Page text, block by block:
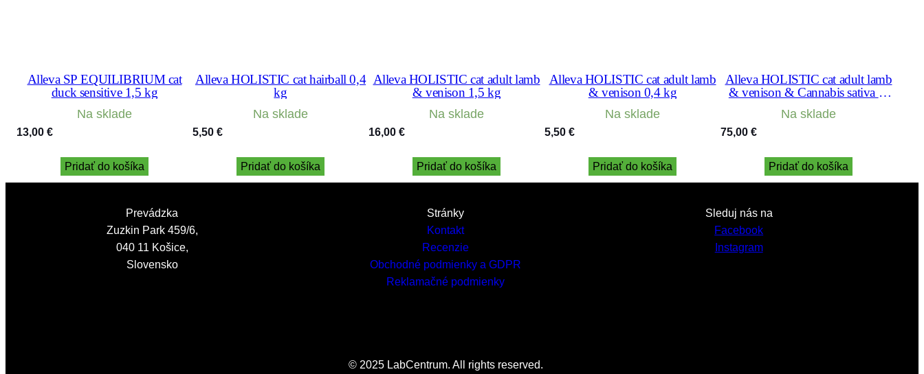
Alleva SP EQUILIBRIUM cat
duck sensitive 1,5 kg
Na sklade
13,00 €
Pridať do košíka
Alleva HOLISTIC cat hairball 0,4
kg
Na sklade
5,50 €
Pridať do košíka
Alleva HOLISTIC cat adult lamb
& venison 1,5 kg
Na sklade
16,00 €
Pridať do košíka
Alleva HOLISTIC cat adult lamb
& venison 0,4 kg
Na sklade
5,50 €
Pridať do košíka
Alleva HOLISTIC cat adult lamb
& venison & Cannabis sativa &
Na sklade
75,00 €
Pridať do košíka
Prevádzka
Zuzkin Park 459/6,
040 11 Košice,
Slovensko
Stránky
Kontakt
Recenzie
Obchodné podmienky a GDPR
Reklamačné podmienky
Sleduj nás na
Facebook
Instagram
© 2025 LabCentrum. All rights reserved.